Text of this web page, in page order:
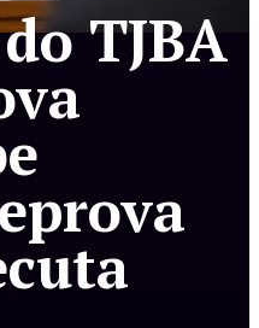
TJBA